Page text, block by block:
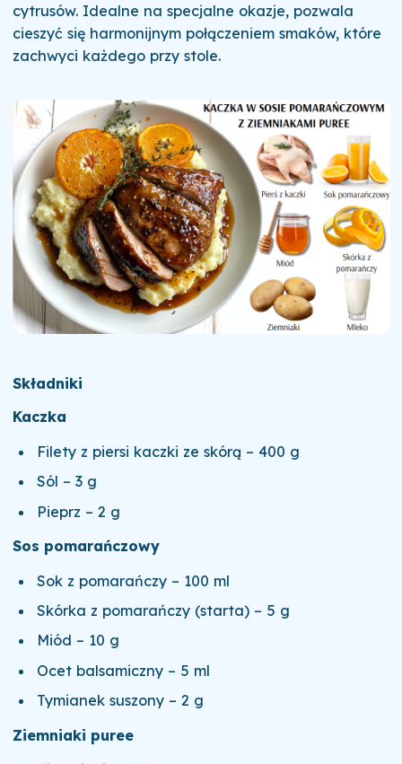
cytrusów. Idealne na specjalne okazje, pozwala
cieszyć się harmonijnym połączeniem smaków, które
zachwyci każdego przy stole.
Składniki
Kaczka
Filety z piersi kaczki ze skórą – 400 g
Sól – 3 g
Pieprz – 2 g
Sos pomarańczowy
Sok z pomarańczy – 100 ml
Skórka z pomarańczy (starta) – 5 g
Miód – 10 g
Ocet balsamiczny – 5 ml
Tymianek suszony – 2 g
Ziemniaki puree